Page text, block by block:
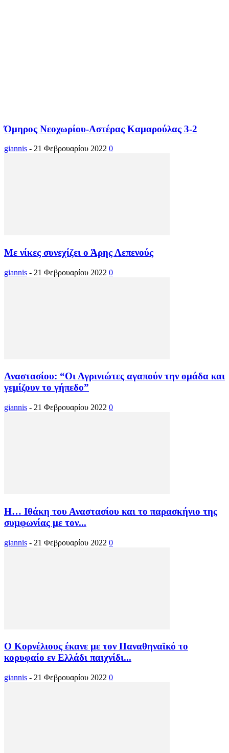
Όμηρος Νεοχωρίου-Αστέρας Καμαρούλας 3-2
giannis - 21 Φεβρουαρίου 2022 0
Με νίκες συνεχίζει ο Άρης Λεπενούς
giannis - 21 Φεβρουαρίου 2022 0
Αναστασίου: “Οι Αγρινιώτες αγαπούν την ομάδα και
γεμίζουν το γήπεδο”
giannis - 21 Φεβρουαρίου 2022 0
Η… Ιθάκη του Αναστασίου και το παρασκήνιο της
συμφωνίας με τον...
giannis - 21 Φεβρουαρίου 2022 0
Ο Κορνέλιους έκανε με τον Παναθηναϊκό το
κορυφαίο εν Ελλάδι παιχνίδι...
giannis - 21 Φεβρουαρίου 2022 0